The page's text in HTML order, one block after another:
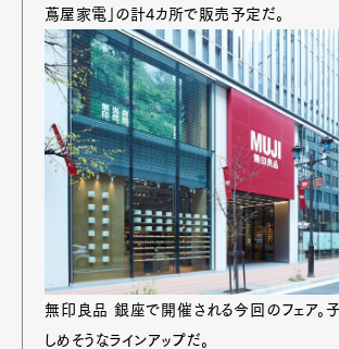
蔦屋家電」の計4カ所で販売予定だ。
無印良品 銀座で開催される今回のフェア。
しめそうなラインアップだ。